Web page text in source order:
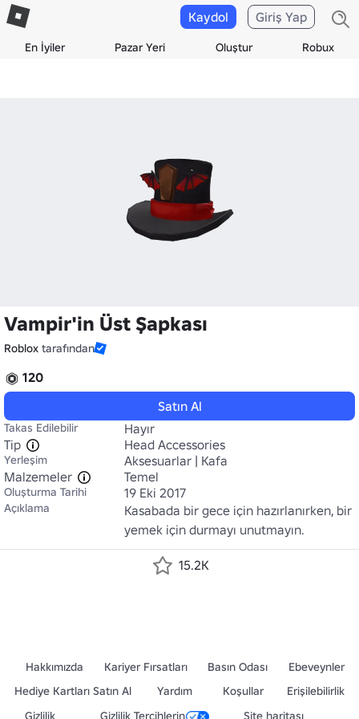
En İyiler Pazar Yeri Oluştur Robux
Kaydol Giriş Yap
Vampir'in Üst Şapkası
Roblox tarafından
120
Satın Al
Takas Edilebilir
Hayır
Tip
Head Accessories
Yerleşim
Aksesuarlar | Kafa
Malzemeler
Temel
Oluşturma Tarihi 19 Eki 2017
Açıklama
Kasabada bir gece için hazırlanırken, bir
yemek için durmayı unutmayın.
15.2K
Hakkımızda Kariyer Fırsatları Basın Odası
Ebeveynler
Hediye Kartları Satın Al
Yardım Koşullar
Erişilebilirlik
Gizlilik
Gizlilik Tercihlerin Site haritası